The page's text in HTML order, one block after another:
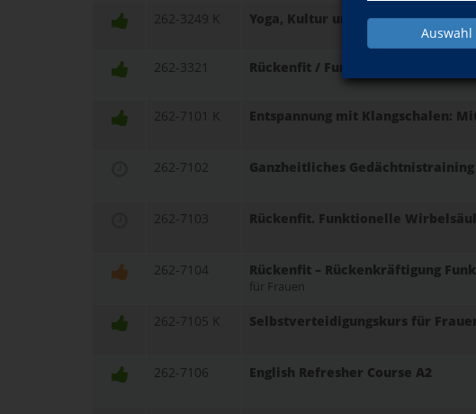
262-3249 K Yoga, Kultur und Wandern in der
262-3321 Rückenfit / Funktionelles
262-7101 K Entspannung mit Klangschalen:
262-7102
Ganzheitliches Gedächtnistraining
262-7103
Rückenfit. Funktionelle
262-7104
Rückenfit – Rückenkräftigung
für Frauen
262-7105 K
Selbstverteidigungskurs für
262-7106
English Refresher Course A2